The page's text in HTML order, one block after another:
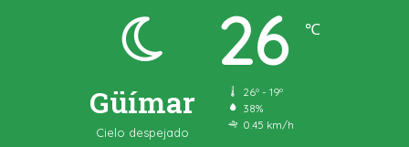
Güímar
Cielo despejado
26 ℃
26º - 19º
38%
0.45 km/h